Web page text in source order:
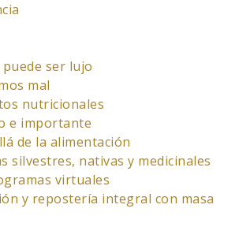
ser lujo
mal
nutricionales
e importante
de la alimentación
silvestres, nativas y medicinales
virtuales
y repostería integral con masa